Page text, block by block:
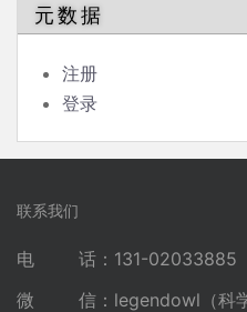
元数据
注册
登录
联系我们
电 话：131-02033885
微 信：legendowl（科学